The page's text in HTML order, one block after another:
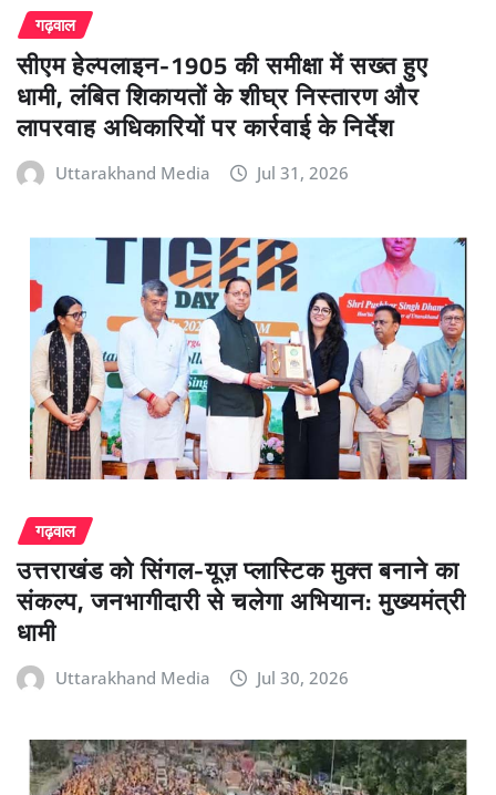
गढ़वाल
सीएम हेल्पलाइन-1905 की समीक्षा में सख्त हुए
धामी, लंबित शिकायतों के शीघ्र निस्तारण और
लापरवाह अधिकारियों पर कार्रवाई के निर्देश
Uttarakhand Media Jul 31, 2026
गढ़वाल
उत्तराखंड को सिंगल-यूज़ प्लास्टिक मुक्त बनाने का
संकल्प, जनभागीदारी से चलेगा अभियान: मुख्यमंत्री
धामी
Uttarakhand Media Jul 30, 2026